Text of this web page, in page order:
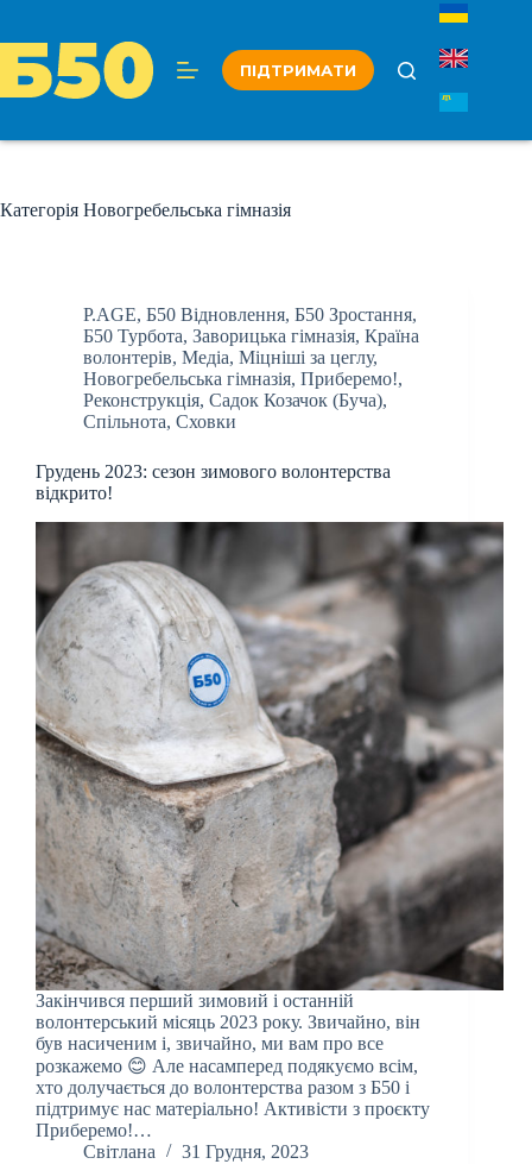
вмісту
ПІДТРИМАТИ
Категорія Новогребельська гімназія
P.AGE, Б50 Відновлення, Б50 Зростання,
Б50 Турбота, Заворицька гімназія, Країна
волонтерів, Медіа, Міцніші за цеглу,
Новогребельська гімназія, Приберемо!,
Реконструкція, Садок Козачок (Буча),
Спільнота, Сховки
Грудень 2023: сезон зимового волонтерства
відкрито!
Закінчився перший зимовий і останній
волонтерський місяць 2023 року. Звичайно, він
був насиченим і, звичайно, ми вам про все
розкажемо 😊 Але насамперед подякуємо всім,
хто долучається до волонтерства разом з Б50 і
підтримує нас матеріально! Активісти з проєкту
Приберемо!…
Світлана
31 Грудня, 2023